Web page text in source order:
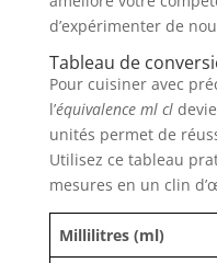
d’expérimenter de
Tableau de
Pour cuisiner avec
l’équivalence ml cl
unités permet de
Utilisez ce tableau
mesures en un clin
Millilitres (ml)